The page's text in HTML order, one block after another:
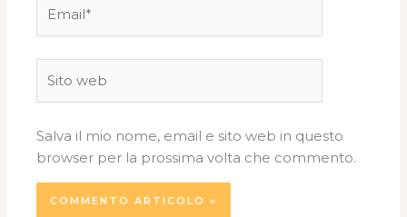
web
Salva il mio nome, email e sito web in questo
browser per la prossima volta che commento.